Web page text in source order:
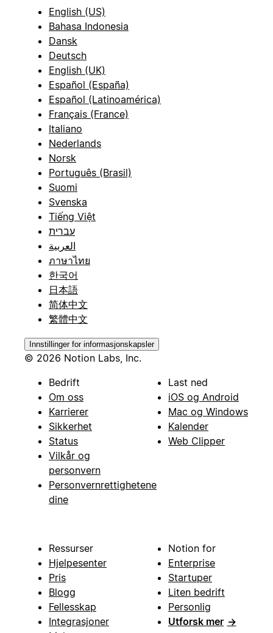
English (US)
Bahasa Indonesia
Dansk
Deutsch
English (UK)
Español (España)
Español (Latinoamérica)
Français (France)
Italiano
Nederlands
Norsk
Português (Brasil)
Suomi
Svenska
Tiếng Việt
עברית
العربية
ภาษาไทย
한국어
日本語
简体中文
繁體中文
Innstillinger for informasjonskapsler
© 2026 Notion Labs, Inc.
Bedrift
Om oss
Karrierer
Sikkerhet
Status
Vilkår og
personvern
Personvernrettighetene
dine
Last ned
iOS og Android
Mac og Windows
Kalender
Web Clipper
Ressurser
Hjelpesenter
Pris
Blogg
Fellesskap
Integrasjoner
Notion for
Enterprise
Startuper
Liten bedrift
Personlig
Utforsk mer →